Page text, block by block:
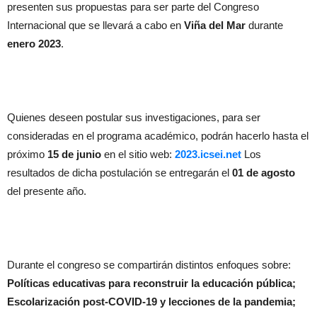
presenten sus propuestas para ser parte del Congreso
Internacional que se llevará a cabo en Viña del Mar durante
enero 2023.
Quienes deseen postular sus investigaciones, para ser
consideradas en el programa académico, podrán hacerlo hasta el
próximo 15 de junio en el sitio web: 2023.icsei.net Los
resultados de dicha postulación se entregarán el 01 de agosto
del presente año.
Durante el congreso se compartirán distintos enfoques sobre:
Políticas educativas para reconstruir la educación pública;
Escolarización post-COVID-19 y lecciones de la pandemia;